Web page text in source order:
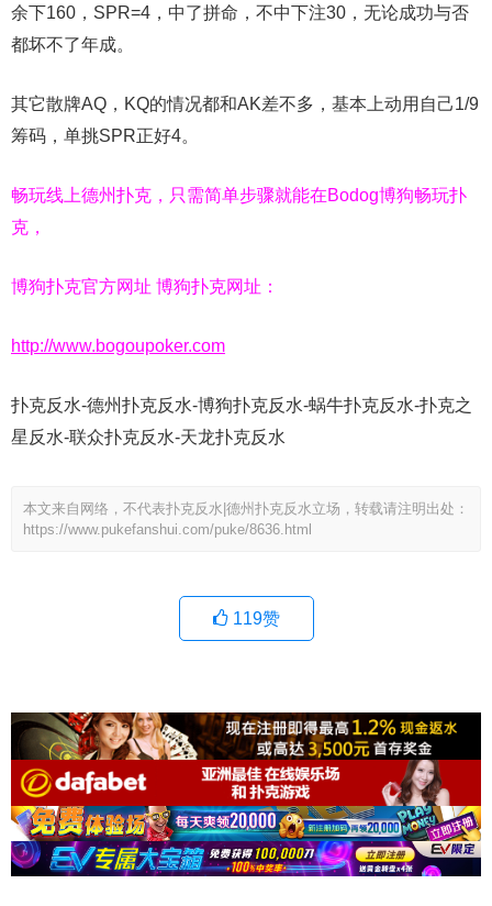
余下160，SPR=4，中了拼命，不中下注30，无论成功与否
都坏不了年成。
其它散牌AQ，KQ的情况都和AK差不多，基本上动用自己1/9
筹码，单挑SPR正好4。
畅玩线上德州扑克，只需简单步骤就能在Bodog博狗畅玩扑
克，
博狗扑克官方网址 博狗扑克网址：
http://www.bogoupoker.com
扑克反水-德州扑克反水-博狗扑克反水-蜗牛扑克反水-扑克之
星反水-联众扑克反水-天龙扑克反水
本文来自网络，不代表扑克反水|德州扑克反水立场，转载请注明出处：
https://www.pukefanshui.com/puke/8636.html
119赞